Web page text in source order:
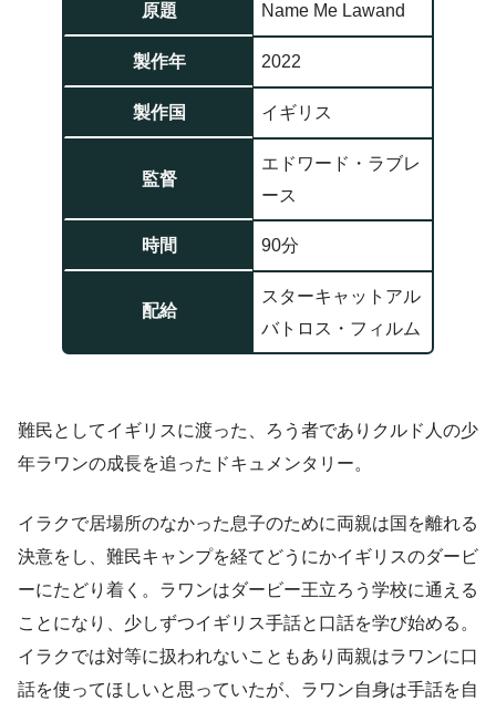
原題 Name Me Lawand
製作年 2022
製作国 イギリス
監督
エドワード・ラブレ
ース
時間 90分
配給
スターキャットアル
バトロス・フィルム
難民としてイギリスに渡った、ろう者でありクルド人の少
年ラワンの成長を追ったドキュメンタリー。
イラクで居場所のなかった息子のために両親は国を離れる
決意をし、難民キャンプを経てどうにかイギリスのダービ
ーにたどり着く。ラワンはダービー王立ろう学校に通える
ことになり、少しずつイギリス手話と口話を学び始める。
イラクでは対等に扱われないこともあり両親はラワンに口
話を使ってほしいと思っていたが、ラワン自身は手話を自